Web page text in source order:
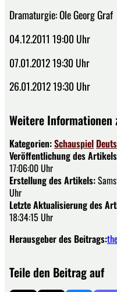
Dramaturgie: Ole Georg Graf
04.12.2011 19:00 Uhr
07.01.2012 19:30 Uhr
26.01.2012 19:30 Uhr
Weitere Informationen
Kategorien:Schauspiel
Veröffentlichung des
17:06:00 Uhr
Erstellung des Artikels:
Uhr
Letzte Aktualisierung des
18:34:15 Uhr
Herausgeber des Beitrags:
Teile den Beitrag auf